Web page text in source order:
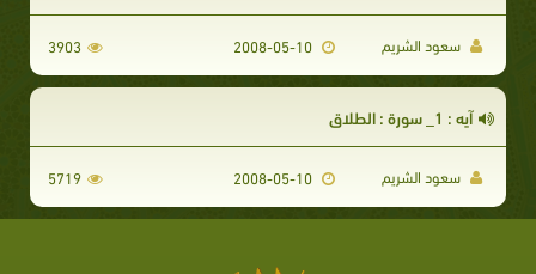
سعود الشريم 2008-05-10
3903
آيه : 1_ سورة : الطلاق
سعود الشريم 2008-05-10
5719